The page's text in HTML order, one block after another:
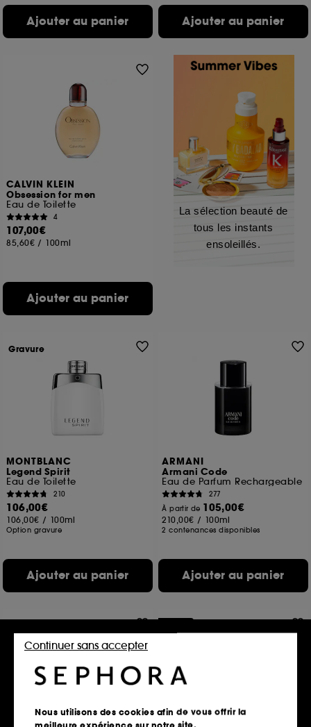
Ajouter au panier Ajouter au panier
CALVIN KLEIN
Obsession for men
Eau de Toilette
4
107,00€
85,60€ / 100ml
Ajouter au panier
La sélection beauté de
tous les instants
ensoleillés.
MONTBLANC
Legend Spirit
Eau de Toilette
210
106,00€
106,00€ / 100ml
Option gravure
Ajouter au panier
Gravure
ARMANI
Armani Code
Eau de Parfum Rechargeable
277
À partir de 105,00€
210,00€ / 100ml
2 contenances disponibles
Ajouter au panier
Nous utilisons des cookies afin de vous offrir la
Continuer sans accepter